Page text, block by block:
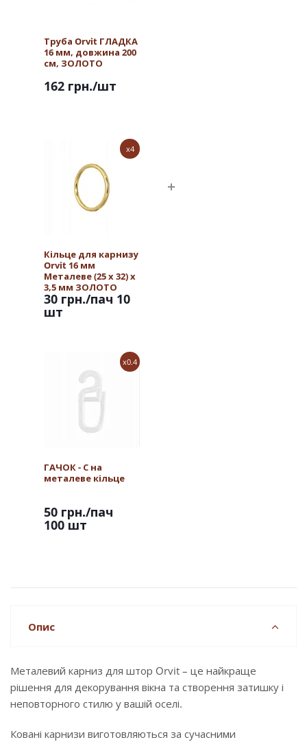
Труба Orvit ГЛАДКА
16 мм, довжина 200
см, ЗОЛОТО
162 грн./шт
x4
Кільце для карнизу
Orvit 16 мм
Металеве (25 х 32) х
3,5 мм ЗОЛОТО
30 грн./пач 10
шт
x0.4
ГАЧОК - С на
металеве кільце
50 грн./пач
100 шт
Опис
Металевий карниз для штор Orvit – це найкраще
рішення для декорування вікна та створення затишку і
неповторного стилю у вашій оселі.
Ковані карнизи виготовляються за сучасними